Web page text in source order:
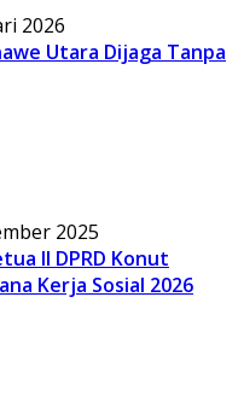
2026
Utara Dijaga Tanpa
2025
II DPRD Konut
Kerja Sosial 2026